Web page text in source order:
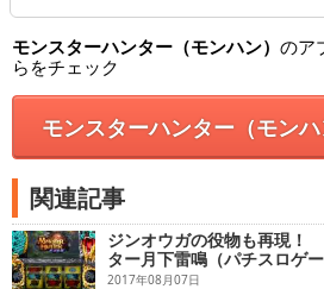
モンスターハンター（モンハン） のア
らをチェック
モンスターハンター（モン
関連記事
ジンオウガの役物も再現！
ター月下雷鳴（パチスロゲ
2017年08月07日